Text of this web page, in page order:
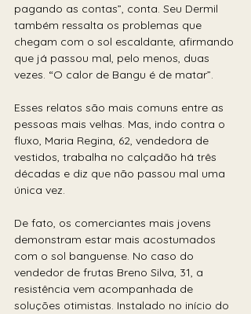
pagando as contas”, conta. Seu Dermil
também ressalta os problemas que
chegam com o sol escaldante, afirmando
que já passou mal, pelo menos, duas
vezes. “O calor de Bangu é de matar”.
Esses relatos são mais comuns entre as
pessoas mais velhas. Mas, indo contra o
fluxo, Maria Regina, 62, vendedora de
vestidos, trabalha no calçadão há três
décadas e diz que não passou mal uma
única vez.
De fato, os comerciantes mais jovens
demonstram estar mais acostumados
com o sol banguense. No caso do
vendedor de frutas Breno Silva, 31, a
resistência vem acompanhada de
soluções otimistas. Instalado no início do